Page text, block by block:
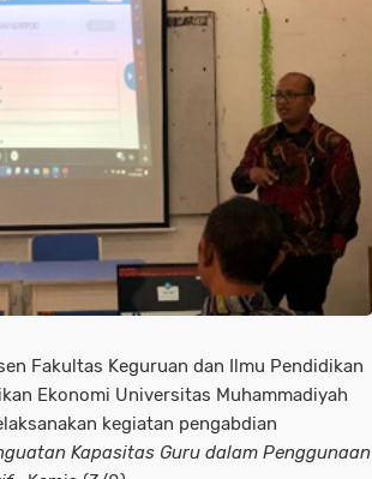
Fakultas Keguruan dan Ilmu Pendidikan
Ekonomi Universitas Muhammadiyah
kegiatan pengabdian
Kapasitas Guru dalam Penggunaan